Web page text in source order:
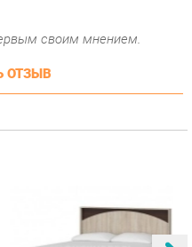
Кр85_160
1шт.